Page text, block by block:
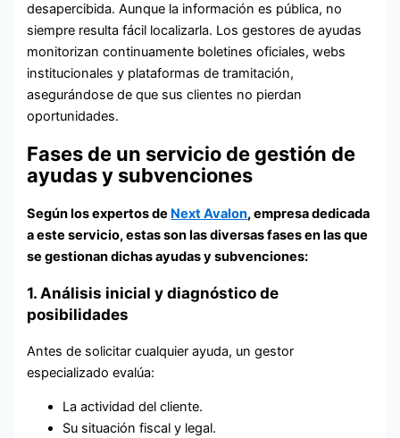
desapercibida. Aunque la información es pública, no
siempre resulta fácil localizarla. Los gestores de ayudas
monitorizan continuamente boletines oficiales, webs
institucionales y plataformas de tramitación,
asegurándose de que sus clientes no pierdan
oportunidades.
Fases de un servicio de gestión de
ayudas y subvenciones
Según los expertos de Next Avalon, empresa dedicada
a este servicio, estas son las diversas fases en las que
se gestionan dichas ayudas y subvenciones:
1. Análisis inicial y diagnóstico de
posibilidades
Antes de solicitar cualquier ayuda, un gestor
especializado evalúa:
La actividad del cliente.
Su situación fiscal y legal.